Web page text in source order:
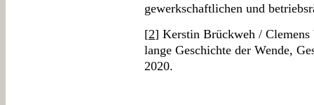
gewerkschaftlichen und
[2] Kerstin Brückweh /
lange Geschichte der Wende,
2020.